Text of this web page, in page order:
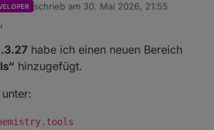
schrieb am 30. Mai 2026, 21:55
zuletzt editiert von
habe ich einen neuen Bereich
hinzugefügt.